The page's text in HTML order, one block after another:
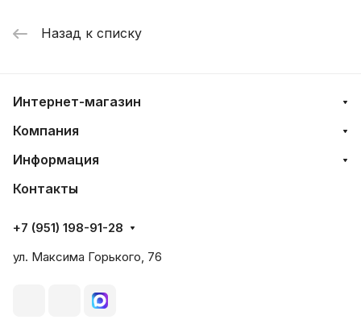
Назад к списку
Интернет-магазин
Компания
Информация
Контакты
+7 (951) 198-91-28
ул. Максима Горького, 76